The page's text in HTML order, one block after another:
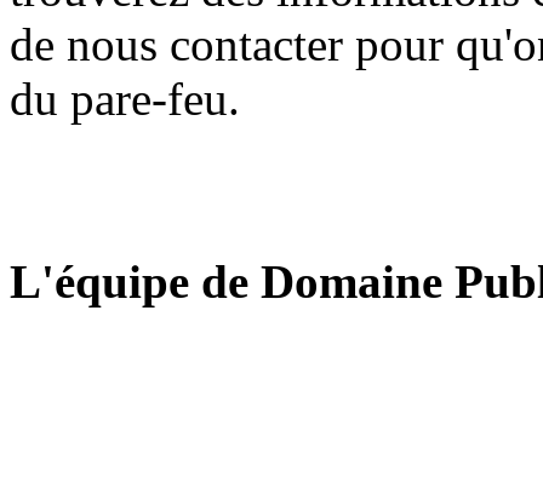
de nous contacter pour
du pare-feu.
L'équipe de Domaine